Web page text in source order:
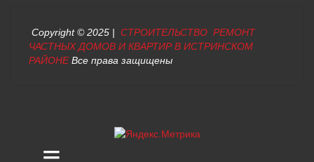
Copyright © 2025 | СТРОИТЕЛЬСТВО РЕМОНТ
ЧАСТНЫХ ДОМОВ И КВАРТИР В ИСТРИНСКОМ
РАЙОНЕВсе права защищены